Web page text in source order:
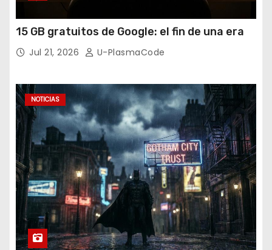
15 GB gratuitos de Google: el fin de una era
Jul 21, 2026 U-PlasmaCode
NOTICIAS